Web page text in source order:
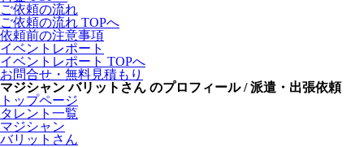
ご依頼の流れ
ご依頼の流れ TOPへ
依頼前の注意事項
イベントレポート
イベントレポート TOPへ
お問合せ・無料見積もり
マジシャン バリットさん のプロフィール / 派遣・出張依頼
トップページ
タレント一覧
マジシャン
バリットさん